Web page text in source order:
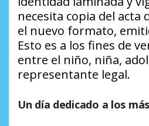
necesita copia del acta
el nuevo formato,
Esto es a los fines de
entre el niño, niña,
representante legal.
Un día dedicado a los